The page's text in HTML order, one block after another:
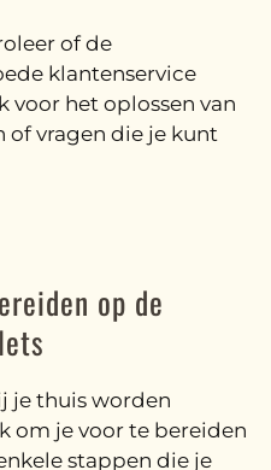
of de
klantenservice
voor het oplossen van
of vragen die je kunt
op de
je thuis worden
om je voor te bereiden
stappen die je